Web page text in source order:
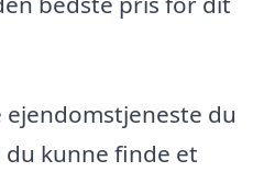
du
kunne finde et